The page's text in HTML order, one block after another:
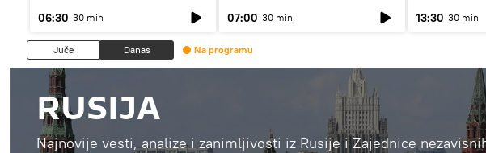
06:30 30 min
07:00 30 min
13:30 30 min
Juče Danas Na programu
RUSIJA
Najnovije vesti, analize i zanimljivosti iz Rusije i Zajednice